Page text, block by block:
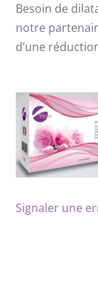
Besoin de
notre
d’une
Signaler une